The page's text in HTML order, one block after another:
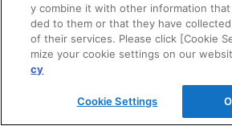
公共・商業施設向け
リフォーム
エンジニアリング情報
y combine it with other information
ded to them or that they have
of their services. Please click [Cookie
mize your cookie settings on our
cy
Cookie Settings